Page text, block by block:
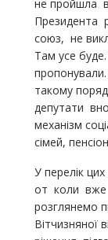
не пройшла
Президента
союз, не
Там усе
такому
депутати
механізм
сімей,
У перелік
от коли вже
розглянемо
Вітчизняної